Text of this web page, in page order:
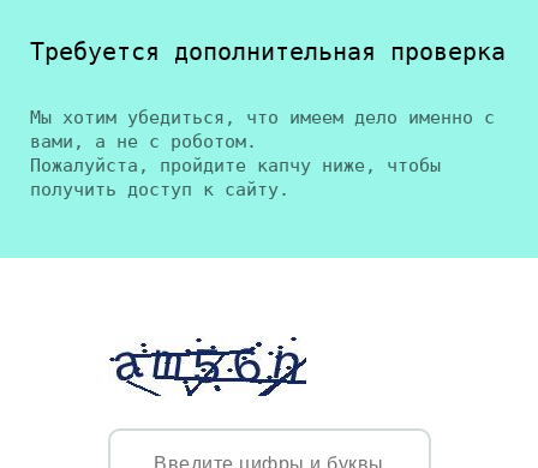
Требуется дополнительная проверка
Мы хотим убедиться, что имеем дело именно с
вами, а не с роботом.
Пожалуйста, пройдите капчу ниже, чтобы
получить доступ к сайту.